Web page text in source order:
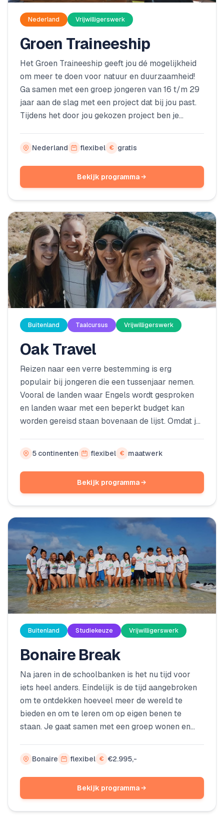
Nederland Vrijwilligerswerk
Groen Traineeship
Het Groen Traineeship geeft jou dé mogelijkheid
om meer te doen voor natuur en duurzaamheid!
Ga samen met een groep jongeren van 16 t/m 29
jaar aan de slag met een project dat bij jou past.
Tijdens het door jou gekozen project ben je
resultaat. Bijvoorbeeld het opknappen van een
natuurgebied, het bedenken van een campagne
voor duurzaam leven of het organiseren van een
natuurbeleving voor jongeren.
Nederland flexibel € gratis
Bekijk programma
Buitenland Taalcursus Vrijwilligerswerk
Oak Travel
Reizen naar een verre bestemming is erg
populair bij jongeren die een tussenjaar nemen.
Vooral de landen waar Engels wordt gesproken
en landen waar met een beperkt budget kan
worden gereisd staan bovenaan de lijst. Omdat je
kan invullen, stelt Oak Travel aan de hand van
jouw wensen een 'tussenjaar op maat' samen.
Door onze verschillende programma’s is er voor
iedereen wat wils!
5 continenten flexibel € maatwerk
Bekijk programma
Buitenland Studiekeuze Vrijwilligerswerk
Bonaire Break
Na jaren in de schoolbanken is het nu tijd voor
iets heel anders. Eindelijk is de tijd aangebroken
om te ontdekken hoeveel meer de wereld te
bieden en om te leren om op eigen benen te
staan. Je gaat samen met een groep wonen en
kennis met nieuwe mensen en je gaat veel nieuwe
ervaringen krijgen. Omdat je meegaat op een
groepsreis ben je nooit echt alleen. Ga je mee?
Bonaire flexibel € €2.995,-
Bekijk programma